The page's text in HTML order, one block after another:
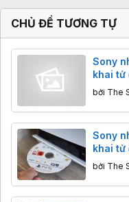
CHỦ ĐỀ TƯƠNG TỰ
Sony
khai tử
chay
bởi The
Sony
khai tử
chay
bởi The